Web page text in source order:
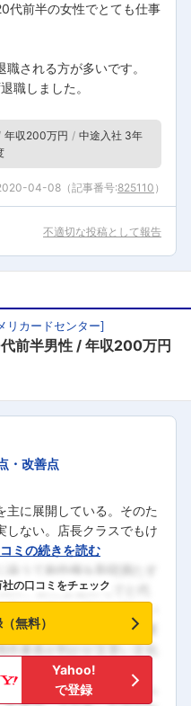
した
ーしませんか？
代前半の女性でとても仕事
される方が多いです。
職しました。
年収200万円
中途入社 3年
04-08 （記事番号:825110 ）
不適切な投稿として報告
リカードセンター]
前半男性
年収200万円
・改善点
主に展開している。そのた
しない。店長クラスでもけ
ミの続きを読む
の口コミをチェック
無料）
Yahoo!
で登録